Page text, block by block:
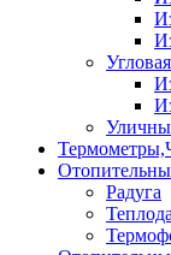
Угловая
Радуга